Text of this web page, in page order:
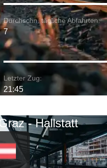
Durchschn. tägliche Abfahrten:
7
Letzter Zug:
21:45
- Hallstatt